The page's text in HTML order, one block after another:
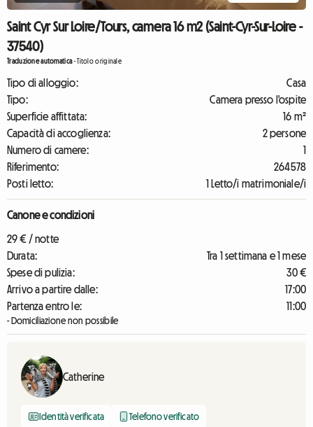
Saint Cyr Sur Loire/Tours, camera 16 m2 (Saint-Cyr-Sur-Loire -
37540)
Traduzione automatica-Titolo originale
Tipo di alloggio:
Casa
Tipo:
Camera presso l'ospite
Superficie affittata:
16 m²
Capacità di accoglienza:
2 persone
Numero di camere:
1
Riferimento:
264578
Posti letto:
1 Letto/i matrimoniale/i
Canone e condizioni
29 € / notte
Durata:
Tra 1 settimana e 1 mese
Spese di pulizia:
30 €
Arrivo a partire dalle:
17:00
Partenza entro le:
11:00
- Domiciliazione non possibile
Catherine
Identità verificata Telefono verificato